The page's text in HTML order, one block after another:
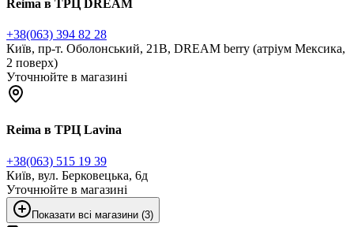
Reima в ТРЦ DREAM
+38(063) 394 82 28
Київ, пр-т. Оболонський, 21В, DREAM berry (атріум Мексика,
2 поверх)
Уточнюйте в магазині
Reima в ТРЦ Lavina
+38(063) 515 19 39
Київ, вул. Берковецька, 6д
Уточнюйте в магазині
Показати всі магазини (3)